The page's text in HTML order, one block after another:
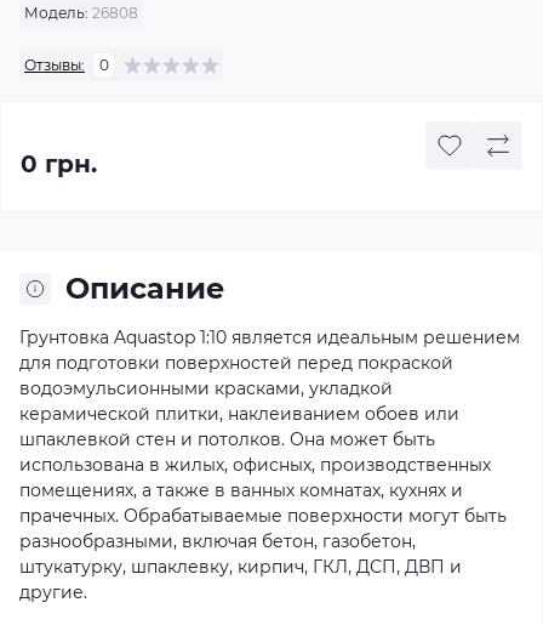
Модель: 26808
Отзывы: 0
0 грн.
Описание
Грунтовка Aquastop 1:10 является идеальным решением
для подготовки поверхностей перед покраской
водоэмульсионными красками, укладкой
керамической плитки, наклеиванием обоев или
шпаклевкой стен и потолков. Она может быть
использована в жилых, офисных, производственных
помещениях, а также в ванных комнатах, кухнях и
прачечных. Обрабатываемые поверхности могут быть
разнообразными, включая бетон, газобетон,
штукатурку, шпаклевку, кирпич, ГКЛ, ДСП, ДВП и
другие.